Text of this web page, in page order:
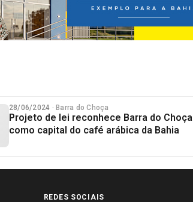
28/06/2024 · Barra do Choça
Projeto de lei reconhece Barra do Choça
como capital do café arábica da Bahia
REDES SOCIAIS